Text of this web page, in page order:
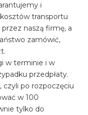
i
transportu
naszą firmę, a
zamówić,
w terminie i w
przedpłaty.
czyli po rozpoczęciu
w 100
tylko do